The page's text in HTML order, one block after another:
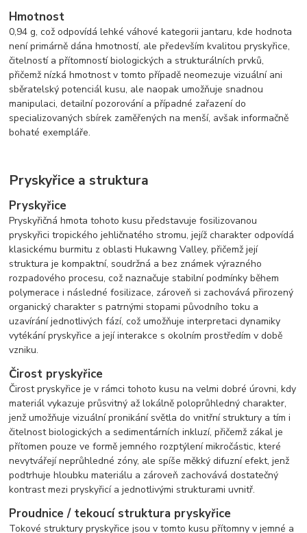
Hmotnost
0,94 g, což odpovídá lehké váhové kategorii jantaru, kde hodnota
není primárně dána hmotností, ale především kvalitou pryskyřice,
čitelností a přítomností biologických a strukturálních prvků,
přičemž nízká hmotnost v tomto případě neomezuje vizuální ani
sběratelský potenciál kusu, ale naopak umožňuje snadnou
manipulaci, detailní pozorování a případné zařazení do
specializovaných sbírek zaměřených na menší, avšak informačně
bohaté exempláře.
Pryskyřice a struktura
Pryskyřice
Pryskyřičná hmota tohoto kusu představuje fosilizovanou
pryskyřici tropického jehličnatého stromu, jejíž charakter odpovídá
klasickému burmitu z oblasti Hukawng Valley, přičemž její
struktura je kompaktní, soudržná a bez známek výrazného
rozpadového procesu, což naznačuje stabilní podmínky během
polymerace i následné fosilizace, zároveň si zachovává přirozený
organický charakter s patrnými stopami původního toku a
uzavírání jednotlivých fází, což umožňuje interpretaci dynamiky
vytékání pryskyřice a její interakce s okolním prostředím v době
vzniku.
Čirost pryskyřice
Čirost pryskyřice je v rámci tohoto kusu na velmi dobré úrovni, kdy
materiál vykazuje průsvitný až lokálně poloprůhledný charakter,
jenž umožňuje vizuální pronikání světla do vnitřní struktury a tím i
čitelnost biologických a sedimentárních inkluzí, přičemž zákal je
přítomen pouze ve formě jemného rozptýlení mikročástic, které
nevytvářejí neprůhledné zóny, ale spíše měkký difuzní efekt, jenž
podtrhuje hloubku materiálu a zároveň zachovává dostatečný
kontrast mezi pryskyřicí a jednotlivými strukturami uvnitř.
Proudnice / tekoucí struktura pryskyřice
Tokové struktury pryskyřice jsou v tomto kusu přítomny v jemné a